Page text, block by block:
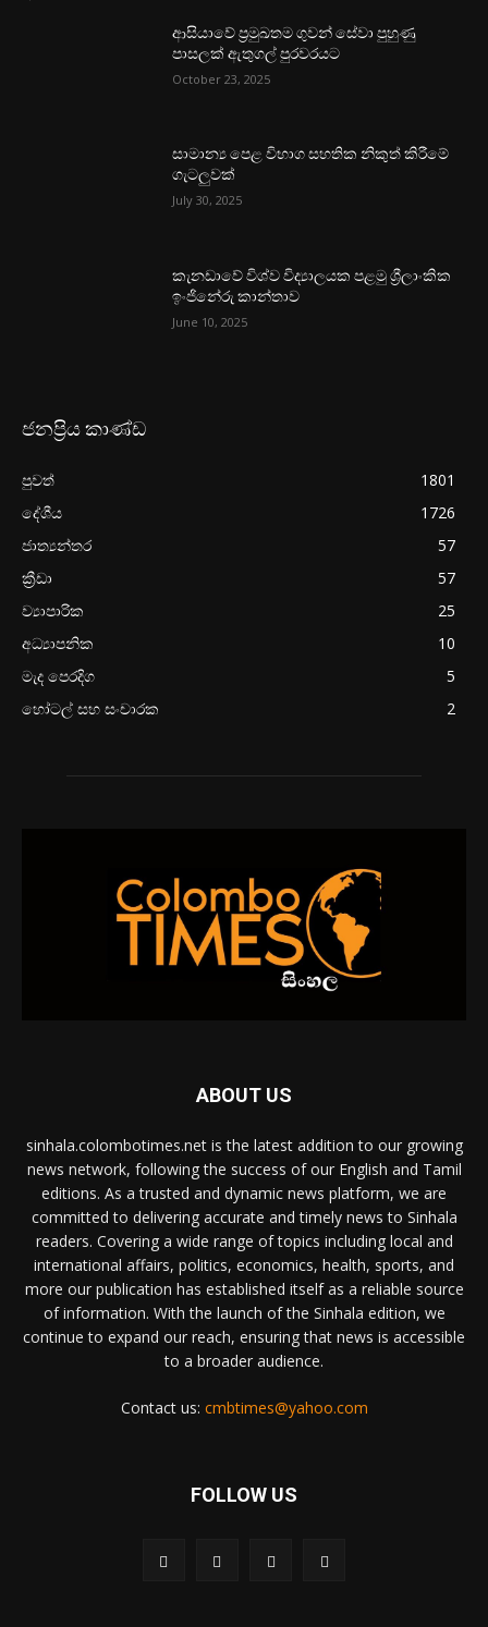
ආසියාවේ ප්‍රමුඛතම ගුවන් සේවා පුහුණු
පාසලක් ඇතුගල් පුරවරයට
October 23, 2025
සාමාන්‍ය පෙළ විභාග සහතික නිකුත් කිරීමේ
ගැටලුවක්
July 30, 2025
කැනඩාවේ විශ්ව විද්‍යාලයක පළමු ශ්‍රීලාංකික
ඉංජිනේරු කාන්තාව
June 10, 2025
ජනප්‍රිය කාණ්ඩ
පුවත්
1801
දේශීය
1726
ජාත්‍යන්තර
57
ක්‍රීඩා
57
ව්‍යාපාරික
25
අධ්‍යාපනික
10
මැද පෙරදිග
5
හෝටල් සහ සංචාරක
2
ABOUT US
sinhala.colombotimes.net is the latest addition to our growing
news network, following the success of our English and Tamil
editions. As a trusted and dynamic news platform, we are
committed to delivering accurate and timely news to Sinhala
readers. Covering a wide range of topics including local and
international affairs, politics, economics, health, sports, and
more our publication has established itself as a reliable source
of information. With the launch of the Sinhala edition, we
continue to expand our reach, ensuring that news is accessible
to a broader audience.
Contact us: cmbtimes@yahoo.com
FOLLOW US